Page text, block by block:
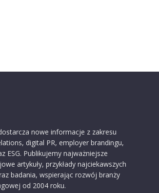
nowe informacje z zakresu
digital PR, employer brandingu,
ESG. Publikujemy najważniejsze
artykuły, przykłady najciekawszych
badania, wspierając rozwój branży
od 2004 roku.